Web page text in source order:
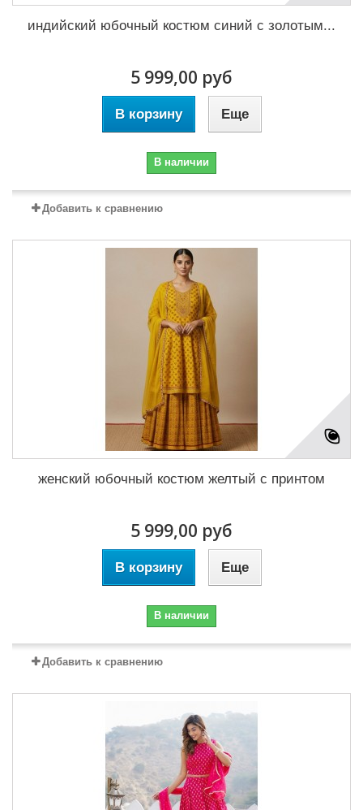
индийский юбочный костюм синий с золотым...
5 999,00 руб
В корзину Еще
В наличии
Добавить к сравнению
женский юбочный костюм желтый с принтом
5 999,00 руб
В корзину Еще
В наличии
Добавить к сравнению